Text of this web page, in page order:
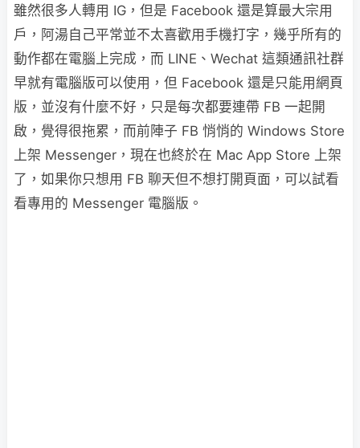
雖然很多人轉用 IG，但是 Facebook 還是算最大宗用
戶，阿湯自己平常並不太喜歡用手機打字，幾乎所有的
動作都在電腦上完成，而 LINE、Wechat 這類通訊社群
早就有電腦版可以使用，但 Facebook 還是只能用網頁
版，並沒有什麼不好，只是每次都要連帶 FB 一起開
啟，覺得很拖累，而前陣子 FB 悄悄的 Windows Store
上架 Messenger，現在也終於在 Mac App Store 上架
了，如果你只想用 FB 聊天但不想打開頁面，可以試看
看專用的 Messenger 電腦版。